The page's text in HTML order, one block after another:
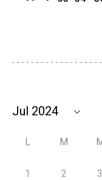
L M
1 2 3